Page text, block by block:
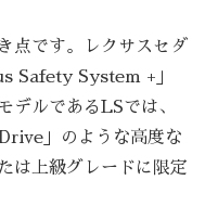
点です。レクサスセダ
Safety System +」
デルであるLSでは、
」のような高度な
は上級グレードに限定